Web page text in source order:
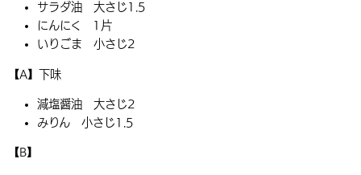
サラダ油 大さじ1.5
にんにく 1片
いりごま 小さじ2
【A】下味
減塩醤油 大さじ2
みりん 小さじ1.5
【B】